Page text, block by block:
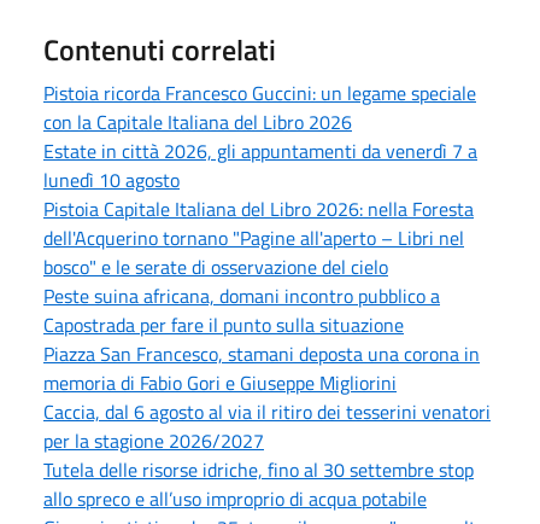
Contenuti correlati
Pistoia ricorda Francesco Guccini: un legame speciale
con la Capitale Italiana del Libro 2026
Estate in città 2026, gli appuntamenti da venerdì 7 a
lunedì 10 agosto
Pistoia Capitale Italiana del Libro 2026: nella Foresta
dell'Acquerino tornano "Pagine all'aperto – Libri nel
bosco" e le serate di osservazione del cielo
Peste suina africana, domani incontro pubblico a
Capostrada per fare il punto sulla situazione
Piazza San Francesco, stamani deposta una corona in
memoria di Fabio Gori e Giuseppe Migliorini
Caccia, dal 6 agosto al via il ritiro dei tesserini venatori
per la stagione 2026/2027
Tutela delle risorse idriche, fino al 30 settembre stop
allo spreco e all’uso improprio di acqua potabile